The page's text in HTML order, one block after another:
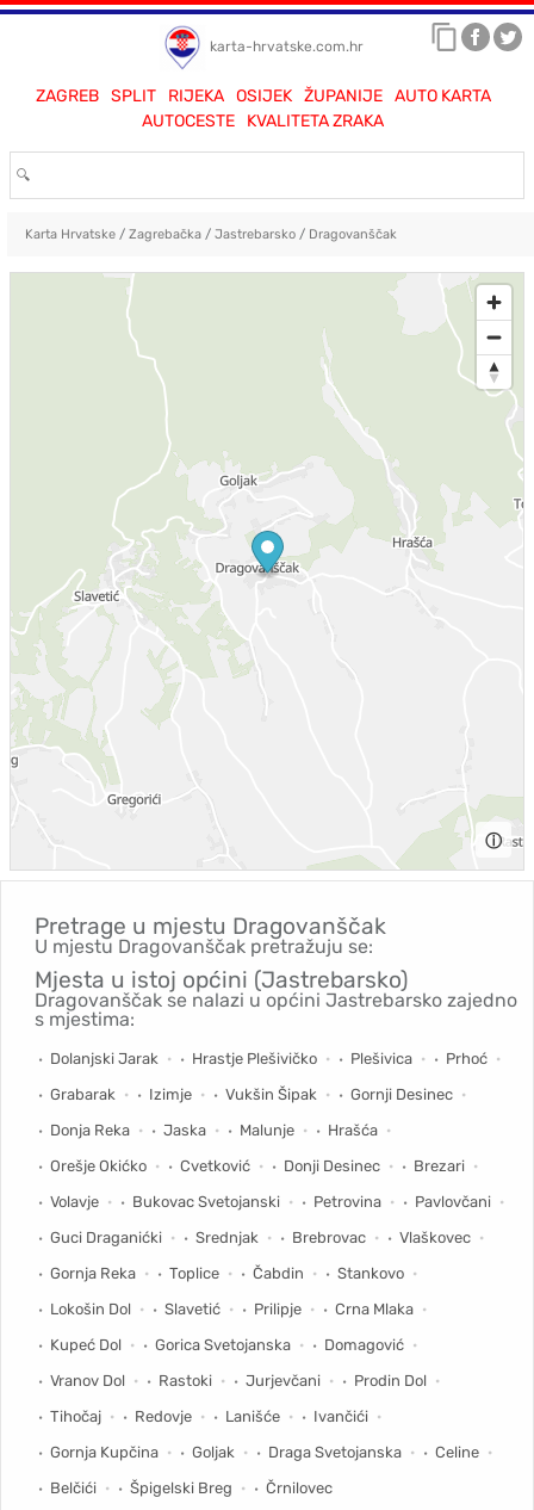
karta-hrvatske.com.hr
ZAGREB SPLIT RIJEKA OSIJEK ŽUPANIJE
AUTO KARTA
AUTOCESTE
KVALITETA ZRAKA
Karta Hrvatske/ Zagrebačka/ Jastrebarsko/ Dragovanščak
ⓘ
Pretrage u mjestu Dragovanščak
U mjestu Dragovanščak pretražuju se:
Mjesta u istoj općini (Jastrebarsko)
Dragovanščak se nalazi u općini Jastrebarsko zajedno
s mjestima:
Dolanjski Jarak Hrastje Plešivičko Plešivica
Prhoć
Grabarak
Izimje Vukšin Šipak
Gornji Desinec
Donja Reka
Jaska Malunje
Hrašća
Orešje Okićko
Cvetković Donji Desinec
Brezari
Volavje
Bukovac Svetojanski Petrovina
Pavlovčani
Guci Draganićki
Srednjak Brebrovac
Vlaškovec
Gornja Reka
Toplice Čabdin
Stankovo
Lokošin Dol
Slavetić Prilipje
Crna Mlaka
Kupeć Dol
Gorica Svetojanska
Domagović
Vranov Dol
Rastoki Jurjevčani
Prodin Dol
Tihočaj
Redovje Lanišće
Ivančići
Gornja Kupčina
Goljak Draga Svetojanska
Celine
Belčići
Špigelski Breg Črnilovec